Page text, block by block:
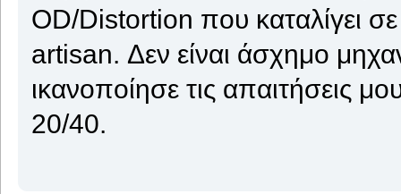
OD/Distortion που καταλίγει
artisan. Δεν είναι άσχημο
ικανοποίησε τις απαιτήσεις
20/40.